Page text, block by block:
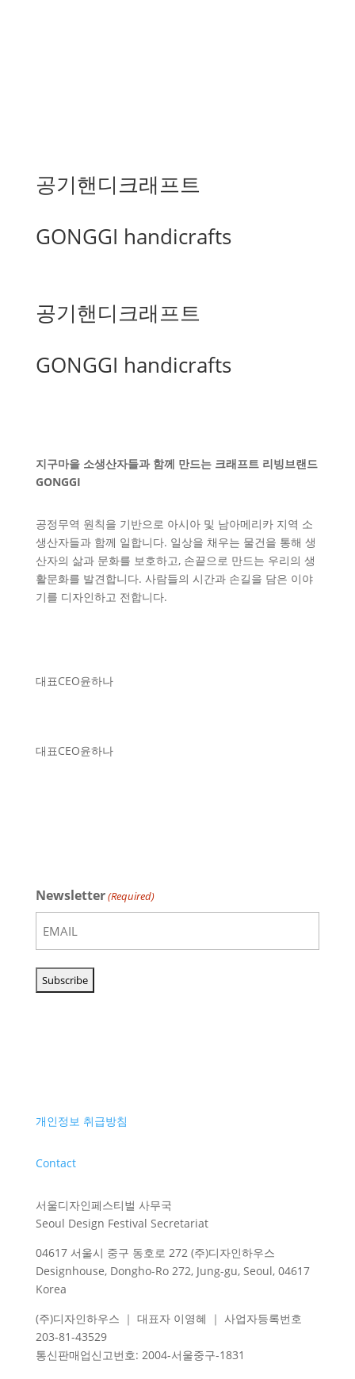
공기핸디크래프트
GONGGI handicrafts
공기핸디크래프트
GONGGI handicrafts
지구마을 소생산자들과 함께 만드는 크래프트 리빙브랜드
GONGGI
공정무역 원칙을 기반으로 아시아 및 남아메리카 지역 소
생산자들과 함께 일합니다. 일상을 채우는 물건을 통해 생
산자의 삶과 문화를 보호하고, 손끝으로 만드는 우리의 생
활문화를 발견합니다. 사람들의 시간과 손길을 담은 이야
기를 디자인하고 전합니다.
대표CEO윤하나
대표CEO윤하나
Newsletter(Required)
개인정보 취급방침
Contact
서울디자인페스티벌 사무국
Seoul Design Festival Secretariat
04617 서울시 중구 동호로 272 (주)디자인하우스
Designhouse, Dongho-Ro 272, Jung-gu, Seoul, 04617
Korea
(주)디자인하우스 ｜ 대표자 이영혜 ｜ 사업자등록번호
203-81-43529
통신판매업신고번호: 2004-서울중구-1831